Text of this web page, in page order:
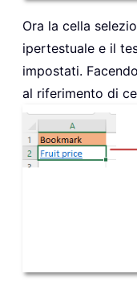
Ora la cella
ipertestuale e il
impostati.
al riferimento di